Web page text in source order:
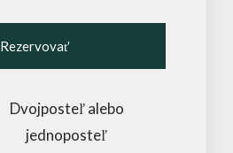
Rezervovať
Dvojposteľ alebo
jednoposteľ